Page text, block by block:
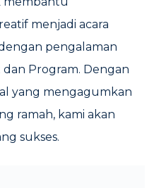
menjadi acara
pengalaman
Program. Dengan
yang mengagumkan
ramah, kami akan
sukses.